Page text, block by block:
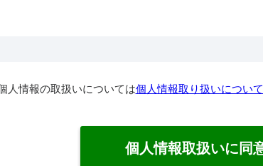
人情報の取扱いについては個人情報取り扱いについて